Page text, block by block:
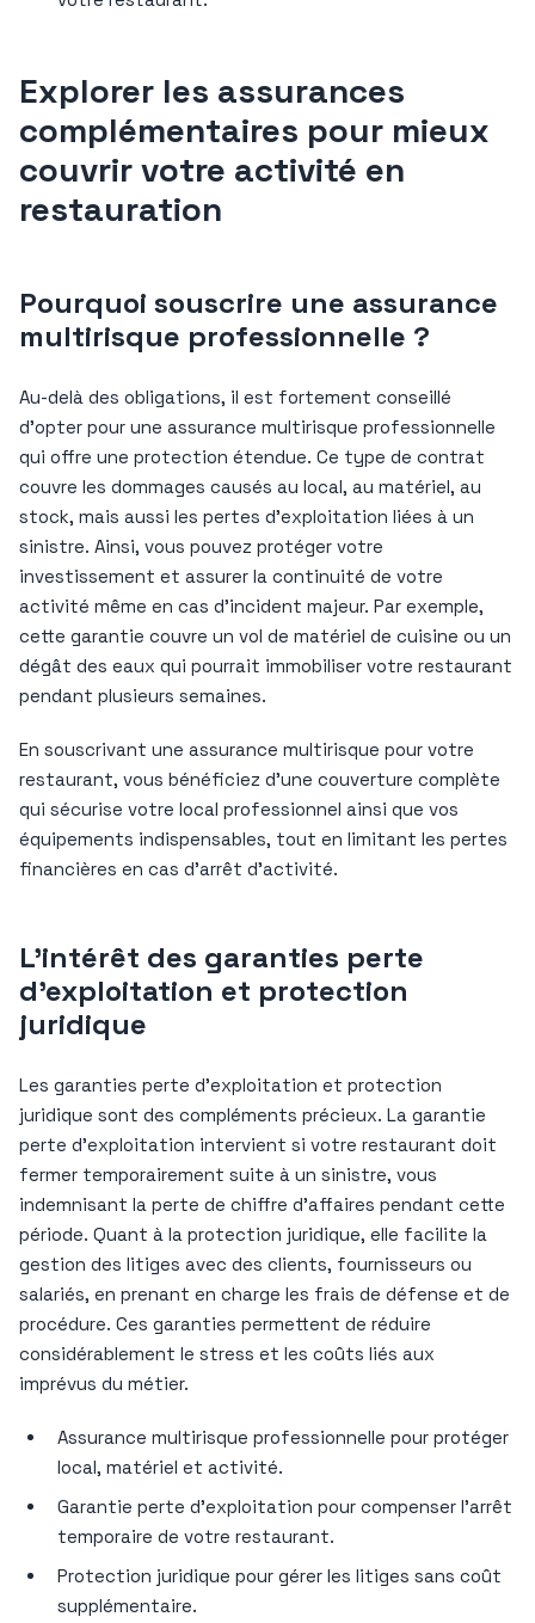
Explorer les assurances
complémentaires pour mieux
couvrir votre activité en
restauration
Pourquoi souscrire une assurance
multirisque professionnelle ?
Au-delà des obligations, il est fortement conseillé
d’opter pour une assurance multirisque professionnelle
qui offre une protection étendue. Ce type de contrat
couvre les dommages causés au local, au matériel, au
stock, mais aussi les pertes d’exploitation liées à un
sinistre. Ainsi, vous pouvez protéger votre
investissement et assurer la continuité de votre
activité même en cas d’incident majeur. Par exemple,
cette garantie couvre un vol de matériel de cuisine ou un
dégât des eaux qui pourrait immobiliser votre restaurant
pendant plusieurs semaines.
En souscrivant une assurance multirisque pour votre
restaurant, vous bénéficiez d’une couverture complète
qui sécurise votre local professionnel ainsi que vos
équipements indispensables, tout en limitant les pertes
financières en cas d’arrêt d’activité.
L’intérêt des garanties perte
d’exploitation et protection
juridique
Les garanties perte d’exploitation et protection
juridique sont des compléments précieux. La garantie
perte d’exploitation intervient si votre restaurant doit
fermer temporairement suite à un sinistre, vous
indemnisant la perte de chiffre d’affaires pendant cette
période. Quant à la protection juridique, elle facilite la
gestion des litiges avec des clients, fournisseurs ou
salariés, en prenant en charge les frais de défense et de
procédure. Ces garanties permettent de réduire
considérablement le stress et les coûts liés aux
imprévus du métier.
Assurance multirisque professionnelle pour protéger
local, matériel et activité.
Garantie perte d’exploitation pour compenser l’arrêt
temporaire de votre restaurant.
Protection juridique pour gérer les litiges sans coût
supplémentaire.